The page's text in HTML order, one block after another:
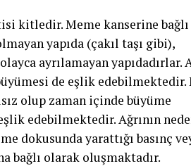
kitledir. Meme kanserine
yapıda (çakıl taşı gibi),
ayrılamayan yapıdadırlar.
de eşlik edebilmektedir.
olup zaman içinde büyüme
edebilmektedir. Ağrının
dokusunda yarattığı basınç
bağlı olarak oluşmaktadır.